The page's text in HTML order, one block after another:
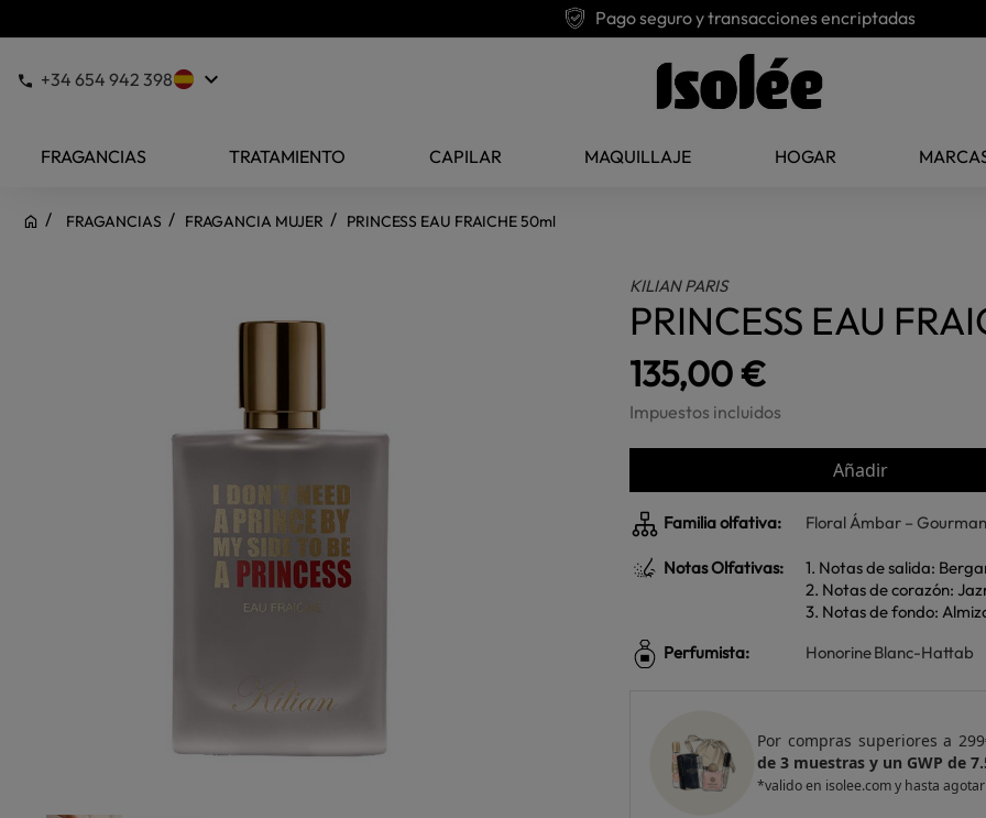
Pago seguro y transacciones encriptadas
+34 654 942 398 keyboard_arrow_down
FRAGANCIAS TRATAMIENTO CAPILAR MAQUILLAJE HOGAR
FRAGANCIAS FRAGANCIA MUJER PRINCESS EAU FRAICHE 50ml
KILIAN PARIS
PRINCESS EAU
135,00 €
Impuestos incluidos
Añadir
Familia olfativa: Floral Ámbar –
Notas Olfativas:
1. Notas de salida:
2. Notas de corazón:
3. Notas de fondo:
Perfumista:
Honorine Blanc-Hattab
Por compras superiores a 299€, llévate de regaloun Pack
de 3 muestras y un GWP de 7.5ml de top ventas
Por
de 4
*valido en